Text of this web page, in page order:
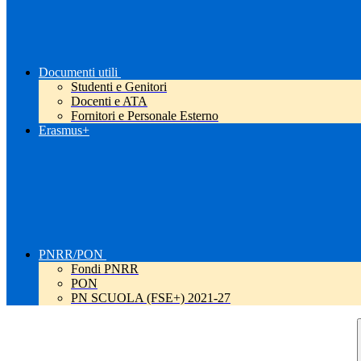
Documenti utili
Studenti e Genitori
Docenti e ATA
Fornitori e Personale Esterno
Erasmus+
PNRR/PON
Fondi PNRR
PON
PN SCUOLA (FSE+) 2021-27